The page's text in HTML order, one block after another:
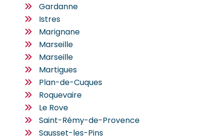
Gardanne
Istres
Marignane
Marseille
Marseille
Martigues
Plan-de-Cuques
Roquevaire
Le Rove
Saint-Rémy-de-Provence
Sausset-les-Pins